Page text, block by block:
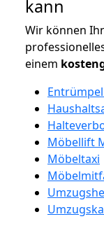
kann
Wir können
einem
Möbellift
Möbeltaxi